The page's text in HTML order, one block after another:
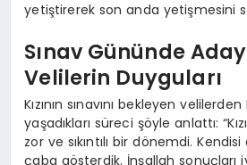
yetiştirerek son anda yetişmesini
Sınav Gününde
Velilerin Duyguları
Kızının sınavını bekleyen
yaşadıkları süreci şöyle anlattı:
zor ve sıkıntılı bir dönemdi.
çaba gösterdik. İnşallah sonuçları